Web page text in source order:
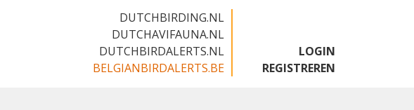
DUTCHBIRDING.NL
DUTCHAVIFAUNA.NL
DUTCHBIRDALERTS.NL
BELGIANBIRDALERTS.BE
LOGIN
REGISTREREN